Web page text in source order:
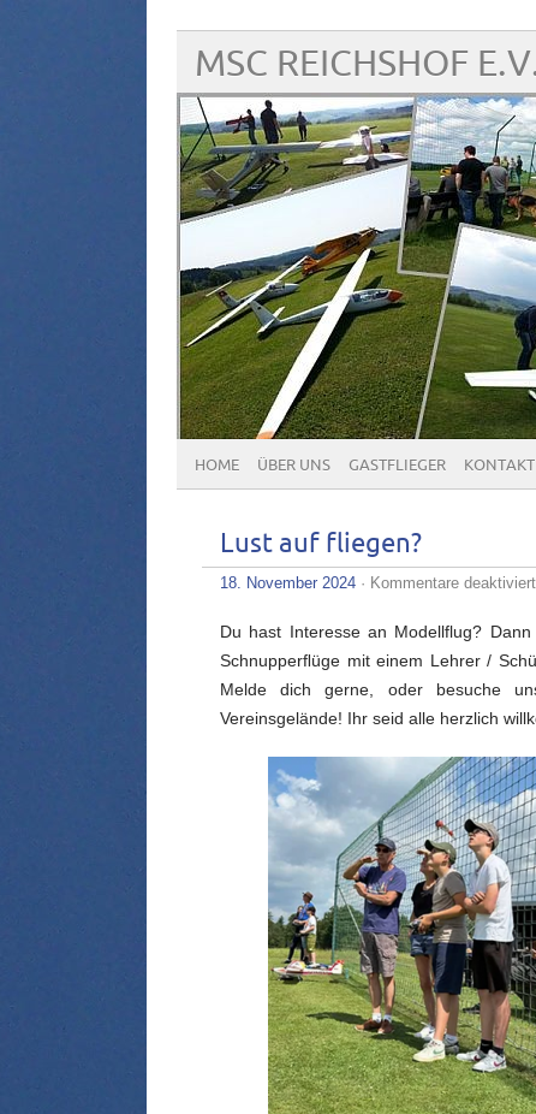
MSC REICHSHOF
HOME ÜBER UNS GASTFLIEGER KONTAKT
Lust auf fliegen?
18. November 2024 · Kommentare deaktiviert
Du hast Interesse an Modellflug?
Schnupperﬂüge mit einem Lehrer /
Melde dich gerne, oder besuche
Vereinsgelände! Ihr seid alle herzlich